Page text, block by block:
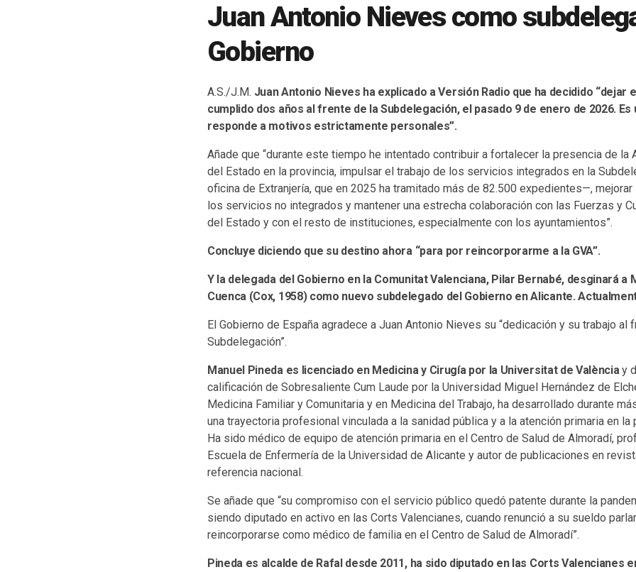
Juan Antonio Nieves como
Gobierno
A.S./J.M. Juan Antonio Nieves ha explicado a Versión Radio que ha decidido “dejar
cumplido dos años al frente de la Subdelegación, el pasado 9 de enero de 2026. Es
responde a motivos estrictamente personales”.
Añade que “durante este tiempo he intentado contribuir a fortalecer la presencia de la
del Estado en la provincia, impulsar el trabajo de los servicios integrados en la
oficina de Extranjería, que en 2025 ha tramitado más de 82.500 expedientes—, mejorar
los servicios no integrados y mantener una estrecha colaboración con las Fuerzas y
del Estado y con el resto de instituciones, especialmente con los ayuntamientos”.
Concluye diciendo que su destino ahora “para por reincorporarme a la GVA”.
Y la delegada del Gobierno en la Comunitat Valenciana, Pilar Bernabé, desginará a
Cuenca (Cox, 1958) como nuevo subdelegado del Gobierno en Alicante.
El Gobierno de España agradece a Juan Antonio Nieves su “dedicación y su trabajo al
Subdelegación”.
Manuel Pineda es licenciado en Medicina y Cirugía por la Universitat de València y
calificación de Sobresaliente Cum Laude por la Universidad Miguel Hernández de
Medicina Familiar y Comunitaria y en Medicina del Trabajo, ha desarrollado durante
una trayectoria profesional vinculada a la sanidad pública y a la atención primaria en la
Ha sido médico de equipo de atención primaria en el Centro de Salud de Almoradí,
Escuela de Enfermería de la Universidad de Alicante y autor de publicaciones en
referencia nacional.
Se añade que “su compromiso con el servicio público quedó patente durante la
siendo diputado en activo en las Corts Valencianes, cuando renunció a su sueldo
reincorporarse como médico de familia en el Centro de Salud de Almoradí”.
Pineda es alcalde de Rafal desde 2011, ha sido diputado en las Corts Valencianes